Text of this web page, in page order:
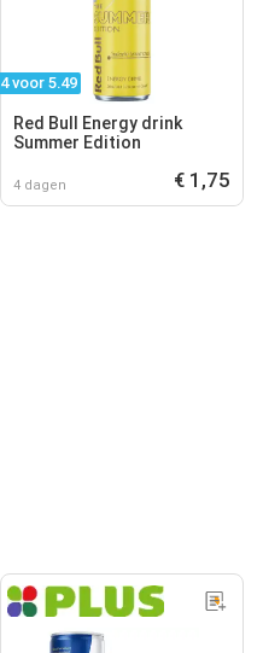
4 voor 5.49
Red Bull Energy drink
Summer Edition
4 dagen € 1,75